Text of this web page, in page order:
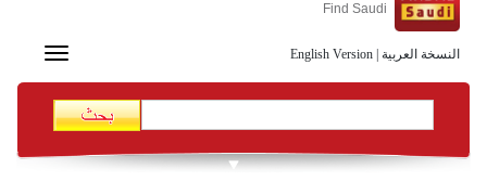
النسخة العربية English Version
Find Saudi
Toggle